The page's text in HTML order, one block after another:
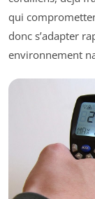
qui
donc s’adapter
environnement